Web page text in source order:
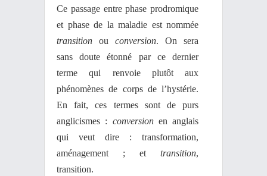
Ce passage entre phase prodromique
et phase de la maladie est nommée
transition ou conversion. On sera
sans doute étonné par ce dernier
terme qui renvoie plutôt aux
phénomènes de corps de l’hystérie.
En fait, ces termes sont de purs
anglicismes : conversion en anglais
qui veut dire : transformation,
aménagement ; et transition,
transition.